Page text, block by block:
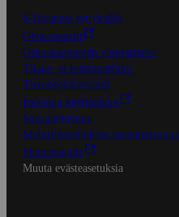
S-Business yrityksille
Oiva-raportit
Osuuskauppojen yhteystiedot
Tilaus- ja toimitusehdot
Tietosuojakäytäntö
Palvelun käyttöehdot
Saavutettavuus
Mobiilisovelluksen saavutettavuus
Mainostajalle
Muuta evästeasetuksia